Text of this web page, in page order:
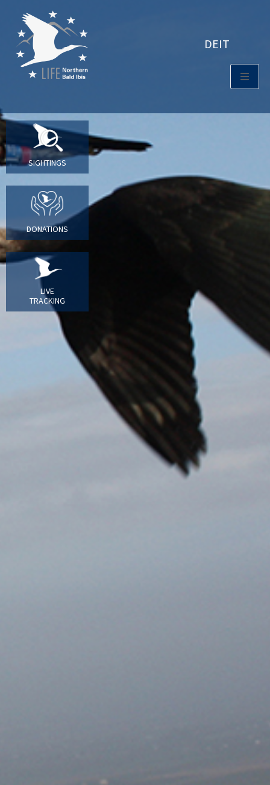
DEIT
SIGHTINGS
DONATIONS
LIVE
TRACKING